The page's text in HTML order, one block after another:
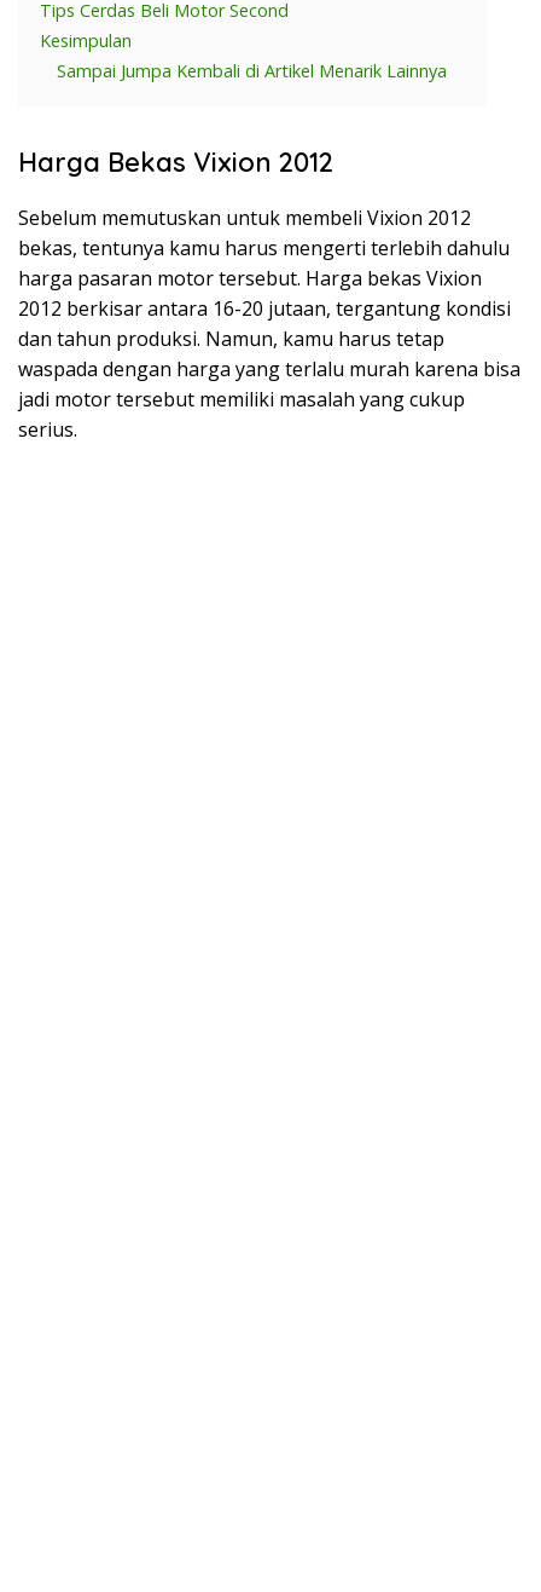
Tips Cerdas Beli Motor Second
Kesimpulan
Sampai Jumpa Kembali di Artikel Menarik Lainnya
Harga Bekas Vixion 2012
Sebelum memutuskan untuk membeli Vixion 2012
bekas, tentunya kamu harus mengerti terlebih dahulu
harga pasaran motor tersebut. Harga bekas Vixion
2012 berkisar antara 16-20 jutaan, tergantung kondisi
dan tahun produksi. Namun, kamu harus tetap
waspada dengan harga yang terlalu murah karena bisa
jadi motor tersebut memiliki masalah yang cukup
serius.